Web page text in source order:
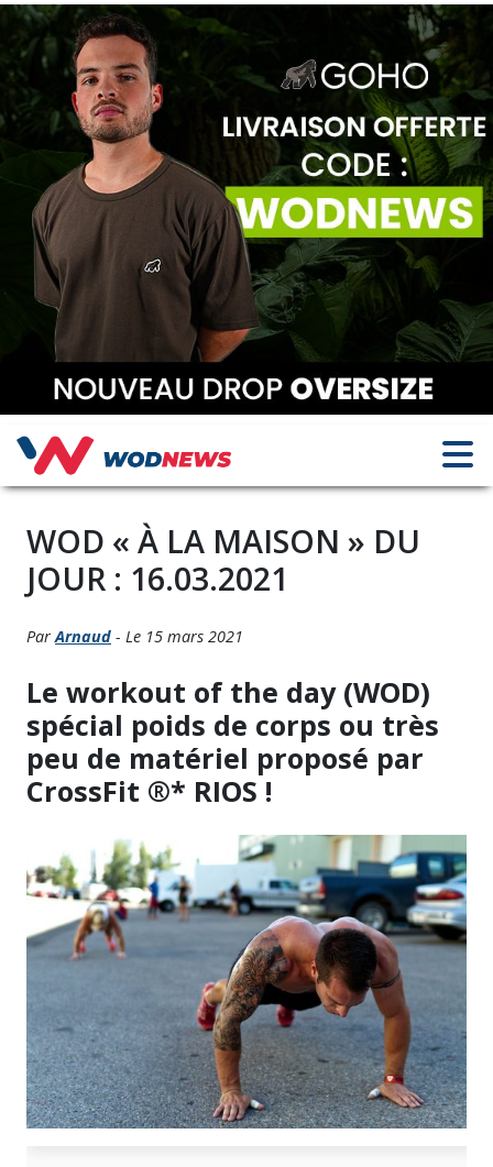
WOD « À LA MAISON » DU
JOUR : 16.03.2021
ParArnaud - Le 15 mars 2021
Le workout of the day (WOD)
spécial poids de corps ou très
peu de matériel proposé par
CrossFit ®* RIOS !